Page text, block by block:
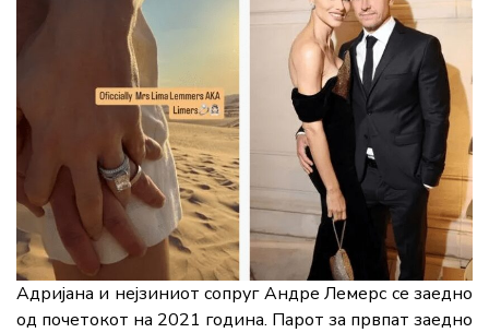
Адријана и нејзиниот сопруг Андре Лемерс се заедно
од почетокот на 2021 година. Парот за првпат заедно